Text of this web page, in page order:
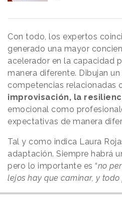
Con todo, los expertos
generado una mayor
acelerador en la capacidad
manera diferente. Dibujan
competencias relacionadas
improvisación, la
emocional como
expectativas de manera
Tal y como indica Laura
adaptación. Siempre habrá
pero lo importante es “no
lejos hay que caminar, y